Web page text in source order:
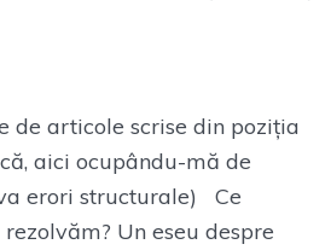
de articole scrise din poziția
aici ocupându-mă de
erori structurale) Ce
Un eseu despre